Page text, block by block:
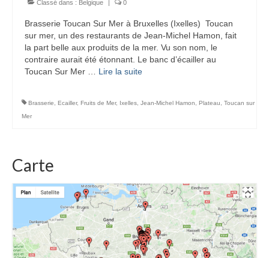
Classé dans : Belgique | 0
Brasserie Toucan Sur Mer à Bruxelles (Ixelles) Toucan
sur mer, un des restaurants de Jean-Michel Hamon, fait
la part belle aux produits de la mer. Vu son nom, le
contraire aurait été étonnant. Le banc d’écailler au
Toucan Sur Mer … Lire la suite­­
Brasserie Ecailler, Fruits de Mer, Ixelles Jean-Michel Hamon Plateau
Toucan sur
Mer
Carte